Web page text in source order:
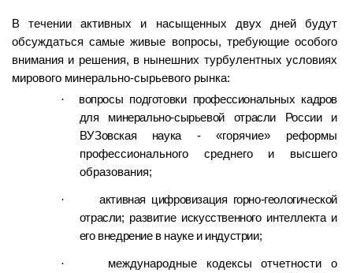
В течении активных и насыщенных двух дней будут
обсуждаться самые живые вопросы, требующие особого
внимания и решения, в нынешних турбулентных условиях
мирового минерально-сырьевого рынка:
·
вопросы подготовки профессиональных кадров
для минерально-сырьевой отрасли России и
ВУЗовская наука - «горячие» реформы
профессионального среднего и высшего
образования;
·
активная цифровизация горно-геологической
отрасли; развитие искусственного интеллекта и
его внедрение в науке и индустрии;
·
международные кодексы отчетности о